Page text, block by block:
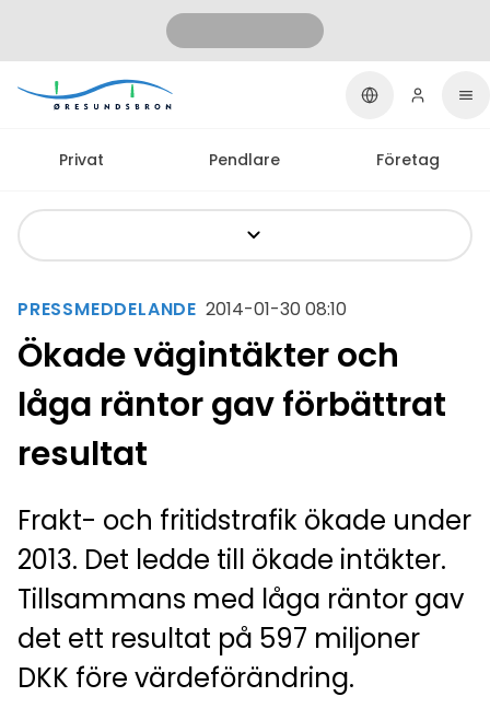
Privat Pendlare Företag
PRESSMEDDELANDE 2014-01-30 08:10
Ökade vägintäkter och
låga räntor gav förbättrat
resultat
Frakt- och fritidstrafik ökade under
2013. Det ledde till ökade intäkter.
Tillsammans med låga räntor gav
det ett resultat på 597 miljoner
DKK före värdeförändring.